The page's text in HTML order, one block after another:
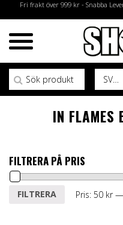
Fri frakt över 999 kr - Snabba
SV
Sök efter:
IN FLAMES
FILTRERA PÅ PRIS
Min
MaxFILTRERA Pris: 50 kr—